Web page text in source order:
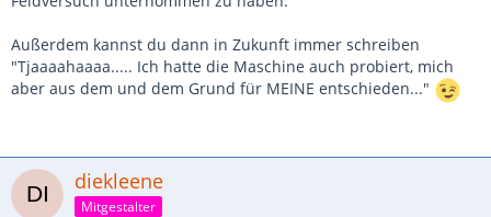
Außerdem kannst du dann in Zukunft immer schreiben
"Tjaaaahaaaa..... Ich hatte die Maschine auch probiert, mich
aber aus dem und dem Grund für MEINE entschieden..."
diekleene
Mitgestalter